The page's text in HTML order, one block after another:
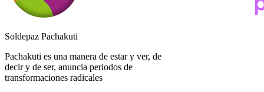
Soldepaz Pachakuti
Pachakuti es una manera de estar y ver, de
decir y de ser, anuncia periodos de
transformaciones radicales